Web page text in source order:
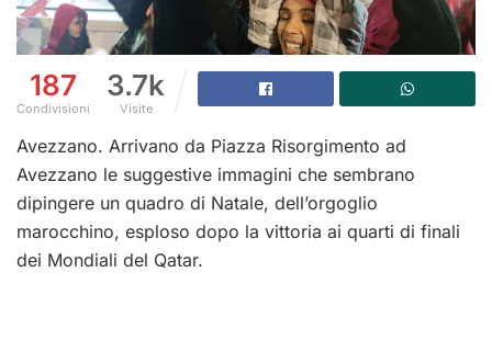
187
Condivisioni
3.7k
Visite
Avezzano. Arrivano da Piazza Risorgimento ad
Avezzano le suggestive immagini che sembrano
dipingere un quadro di Natale, dell’orgoglio
marocchino, esploso dopo la vittoria ai quarti di finali
dei Mondiali del Qatar.